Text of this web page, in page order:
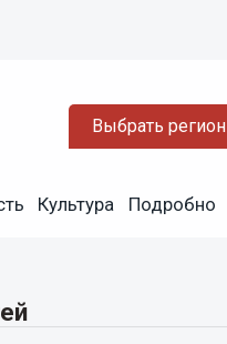
Выбрать регион
Культура Подробно